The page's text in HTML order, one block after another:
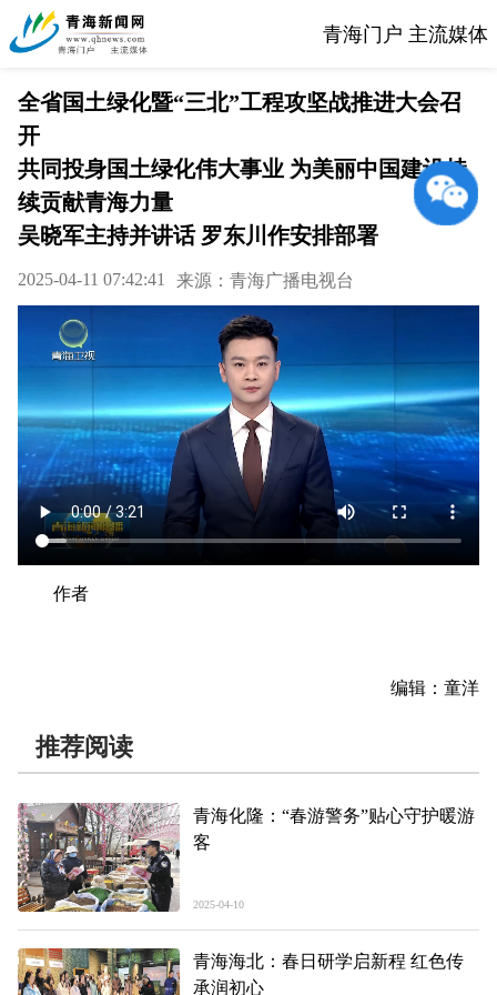
青海门户 主流媒体
全省国土绿化暨“三北”工程攻坚战推进大会召
开
共同投身国土绿化伟大事业 为美丽中国建设持
续贡献青海力量
吴晓军主持并讲话 罗东川作安排部署
2025-04-11 07:42:41 来源：青海广播电视台
作者
编辑：童洋
推荐阅读
青海化隆：“春游警务”贴心守护暖游
客
2025-04-10
青海海北：春日研学启新程 红色传
承润初心